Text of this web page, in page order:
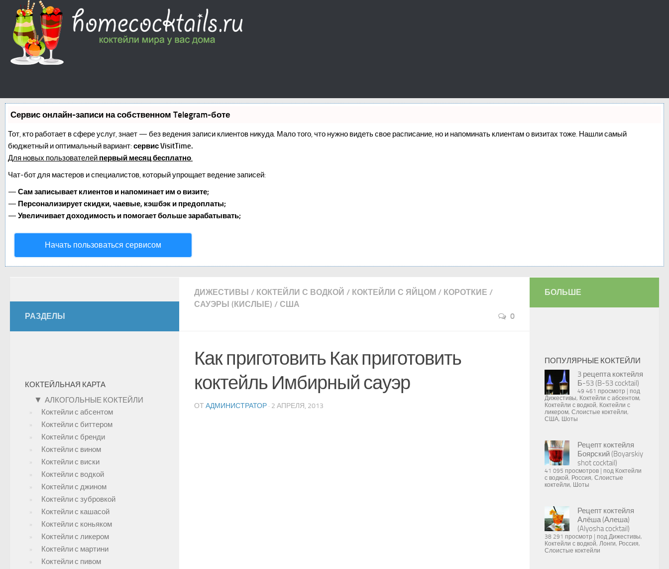
Сервис онлайн-записи на собственном Telegram-боте
Тот, кто работает в сфере услуг, знает — без ведения записи клиентов никуда. Мало того, что нужно видеть свое расписание, но и напоминать клиентам о визитах тоже. Нашли самый
бюджетный и оптимальный вариант: сервис VisitTime.
Для новых пользователей первый месяц бесплатно.
Чат-бот для мастеров и специалистов, который упрощает ведение записей:
— Сам записывает клиентов и напоминает им о визите;
— Персонализирует скидки, чаевые, кэшбэк и предоплаты;
— Увеличивает доходимость и помогает больше зарабатывать;
Начать пользоваться сервисом
ДИЖЕСТИВЫ / КОКТЕЙЛИ С ВОДКОЙ / КОКТЕЙЛИ С ЯЙЦОМ / КОРОТКИЕ /
САУЭРЫ (КИСЛЫЕ) / США
0
Как приготовить Как приготовить
коктейль Имбирный сауэр
ОТ АДМИНИСТРАТОР · 2 АПРЕЛЯ, 2013
РАЗДЕЛЫ
КОКТЕЙЛЬНАЯ КАРТА
▼ АЛКОГОЛЬНЫЕ КОКТЕЙЛИ
Коктейли с абсентом
Коктейли с биттером
Коктейли с бренди
Коктейли с вином
Коктейли с виски
Коктейли с водкой
Коктейли с джином
Коктейли с зубровкой
Коктейли с кашасой
Коктейли с коньяком
Коктейли с ликером
Коктейли с мартини
Коктейли с пивом
БОЛЬШЕ
ПОПУЛЯРНЫЕ КОКТЕЙЛИ
3 рецепта коктейля
Б-53 (B-53 cocktail)
49 461 просмотр
под
Дижестивы, Коктейли с абсентом,
Коктейли с водкой, Коктейли с
ликером, Слоистые коктейли,
США, Шоты
Рецепт коктейля
Боярский (Boyarskiy
shot cocktail)
41 095 просмотров под Коктейли
с водкой, Россия, Слоистые
коктейли, Шоты
Рецепт коктейля
Алёша (Алеша)
(Alyosha cocktail)
38 291 просмотр под Дижестивы,
Коктейли с водкой, Лонги, Россия,
Слоистые коктейли